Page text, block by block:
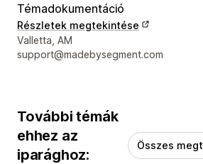
Témadokumentáció
Részletek megtekintése
Dizájner kapcsolattartási adatai
Valletta, AM
support@madebysegment.com
További témák
ehhez az
iparághoz:
Összes